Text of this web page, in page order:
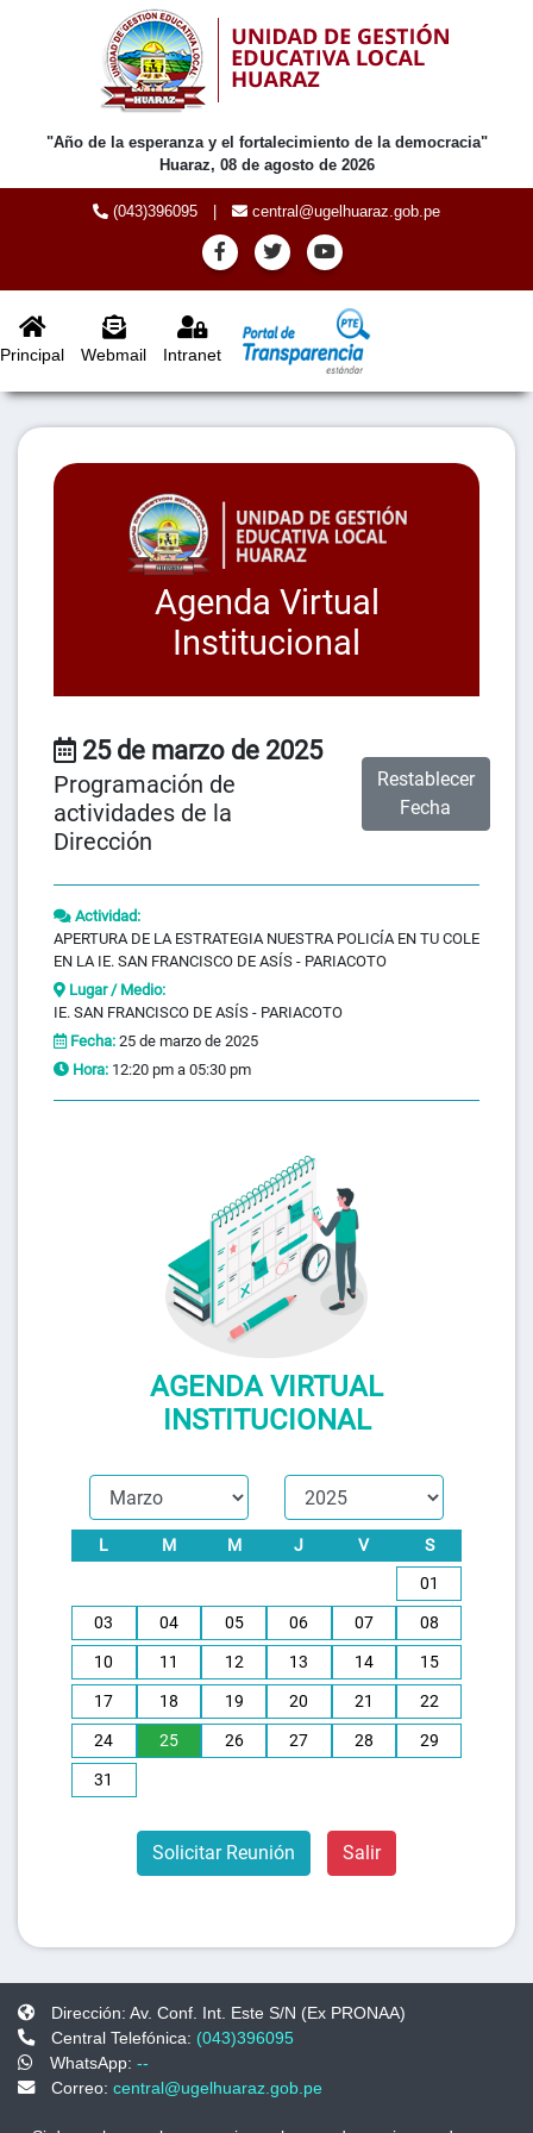
"Año de la esperanza y el fortalecimiento de la democracia"
Huaraz, 08 de agosto de 2026
(043)396095 central@ugelhuaraz.gob.pe
Principal Webmail Intranet
Agenda Virtual
Institucional
25 de marzo de 2025
Programación de
actividades de la
Dirección
Restablecer
Fecha
Actividad:
APERTURA DE LA ESTRATEGIA NUESTRA POLICÍA EN TU COLE
EN LA IE. SAN FRANCISCO DE ASÍS - PARIACOTO
Lugar / Medio:
IE. SAN FRANCISCO DE ASÍS - PARIACOTO
Fecha: 25 de marzo de 2025
Hora: 12:20 pm a 05:30 pm
AGENDA VIRTUAL
INSTITUCIONAL
L M M J V
S
01
03
04 05 06 07
08
10
11 12 13 14
15
17
18 19 20 21
22
24
25 26 27 28
29
31
Solicitar Reunión Salir
Dirección: Av. Conf. Int. Este S/N (Ex PRONAA)
Central Telefónica: (043)396095
WhatsApp: --
Correo: central@ugelhuaraz.gob.pe